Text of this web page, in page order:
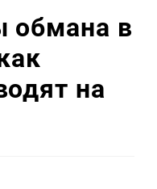
обмана в
на